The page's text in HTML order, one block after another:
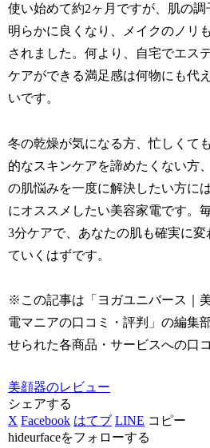
使い始めて約2ヶ月ですが、肌の調
明らかに良くなり、メイクのノリ
されました。何より、自宅でエス
ケアができる満足感は何物にも代
いです。
冬の乾燥が気になる方、忙しくて
的なスキンケアを諦めたくない方
の肌悩みを一度に解決したい方に
にオススメしたい美容家電です。
3分ケアで、あなたの肌も確実に変
ていくはずです。
※この記事は「ヨガユニバース｜
電マニアの口コミ・評判」の編集
せられた各商品・サービスへの口
美顔器のレビュー
シェアする
X Facebook はてブ LINE コピー
hideurfaceをフォローする